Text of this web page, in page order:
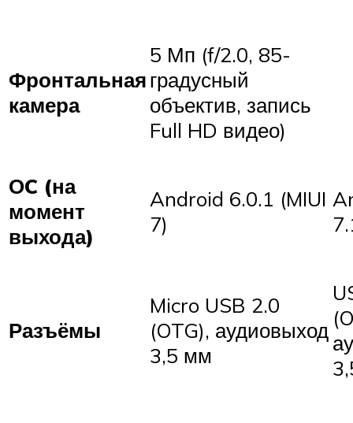
Фронтальная
камера
5 Мп (f/2.0, 85-
градусный
объектив, запись
Full HD видео)
ОC (на
момент
выхода)
Android 6.0.1 (MIUI
7)
Разъёмы
Micro USB 2.0
(OTG), аудиовыход
3,5 мм